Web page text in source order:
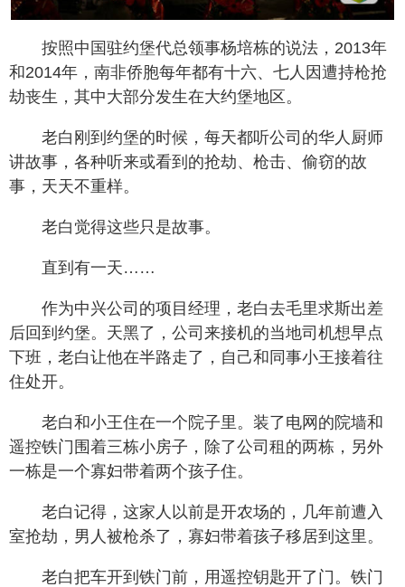
按照中国驻约堡代总领事杨培栋的说法，2013年
和2014年，南非侨胞每年都有十六、七人因遭持枪抢
劫丧生，其中大部分发生在大约堡地区。
老白刚到约堡的时候，每天都听公司的华人厨师
讲故事，各种听来或看到的抢劫、枪击、偷窃的故
事，天天不重样。
老白觉得这些只是故事。
直到有一天……
作为中兴公司的项目经理，老白去毛里求斯出差
后回到约堡。天黑了，公司来接机的当地司机想早点
下班，老白让他在半路走了，自己和同事小王接着往
住处开。
老白和小王住在一个院子里。装了电网的院墙和
遥控铁门围着三栋小房子，除了公司租的两栋，另外
一栋是一个寡妇带着两个孩子住。
老白记得，这家人以前是开农场的，几年前遭入
室抢劫，男人被枪杀了，寡妇带着孩子移居到这里。
老白把车开到铁门前，用遥控钥匙开了门。铁门